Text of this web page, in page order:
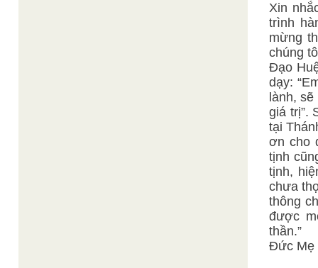
Xin
trình
mừng
chúng
Đạo
dạy:
lành,
giá trị”.
tại
ơn cho
tịnh
tịnh,
chưa
thông
được
thần.”
Đức Mẹ